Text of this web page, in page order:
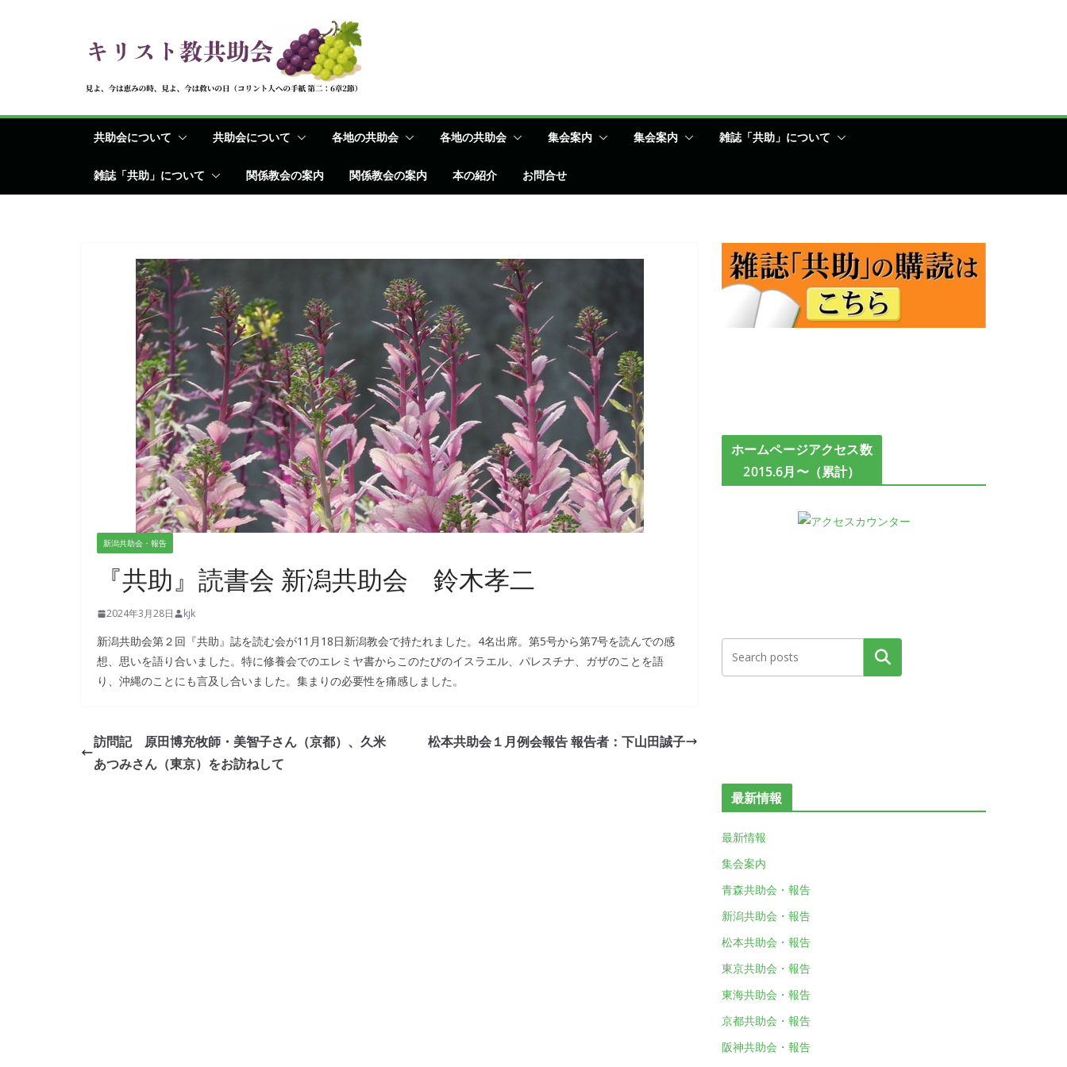
へ
共助会について 共助会について 各地の共助会 各地の共助会 集会案内 集会案内 雑誌「共助」について
雑誌「共助」について 関係教会の案内 関係教会の案内 本の紹介 お問合せ
新潟共助会・報告
『共助』読書会 新潟共助会 鈴木孝二
2024年3月28日 kjk
新潟共助会第２回『共助』誌を読む会が11月18日新潟教会で持たれました。4名出席。第5号から第7号を読んでの感
想、思いを語り合いました。特に修養会でのエレミヤ書からこのたびのイスラエル、パレスチナ、ガザのことを語
り、沖縄のことにも言及し合いました。集まりの必要性を痛感しました。
訪問記 原田博充牧師・美智子さん（京都）、久米
あつみさん（東京）をお訪ねして
松本共助会１月例会報告 報告者：下山田誠子
ホームページアクセス数
2015.6月〜（累計）
検索
最新情報
最新情報
集会案内
青森共助会・報告
新潟共助会・報告
松本共助会・報告
東京共助会・報告
東海共助会・報告
京都共助会・報告
阪神共助会・報告